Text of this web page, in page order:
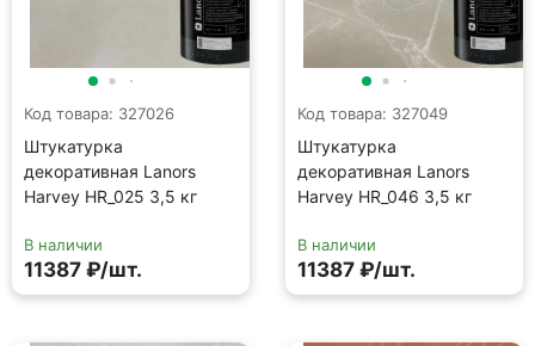
Код товара: 327026
Штукатурка
декоративная Lanors
Harvey HR_025 3,5 кг
В наличии
11387 ₽/шт.
Код товара: 327049
Штукатурка
декоративная Lanors
Harvey HR_046 3,5 кг
В наличии
11387 ₽/шт.